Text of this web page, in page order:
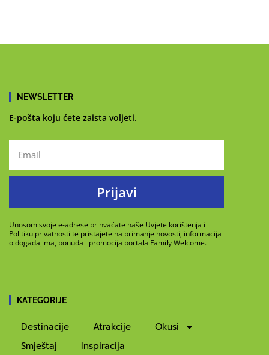
NEWSLETTER
E-pošta koju ćete zaista voljeti.
Prijavi
Unosom svoje e-adrese prihvaćate naše Uvjete korištenja i
Politiku privatnosti te pristajete na primanje novosti, informacija
o događajima, ponuda i promocija portala Family Welcome.
KATEGORIJE
Destinacije Atrakcije
Okusi
Smještaj
Inspiracija